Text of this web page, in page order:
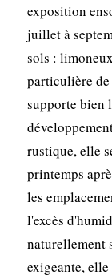
exposition
juillet à
sols :
particulière
supporte bien
rustique, elle
printemps
les
l'excès
naturellement
exigeante,